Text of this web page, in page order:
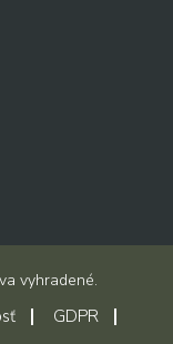
vyhradené.
GDPR